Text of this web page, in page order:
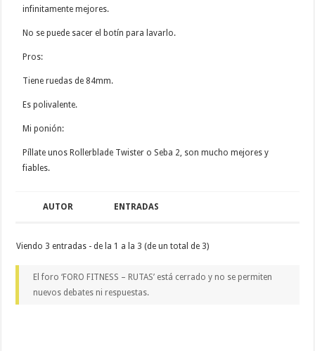
infinitamente mejores.
No se puede sacer el botín para lavarlo.
Pros:
Tiene ruedas de 84mm.
Es polivalente.
Mi ponión:
Píllate unos Rollerblade Twister o Seba 2, son mucho mejores y
fiables.
AUTOR ENTRADAS
Viendo 3 entradas - de la 1 a la 3 (de un total de 3)
El foro ‘FORO FITNESS – RUTAS’ está cerrado y no se permiten
nuevos debates ni respuestas.